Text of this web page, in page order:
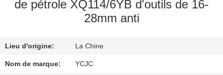
QUALITÉ
de pétrole XQ114/6YB d'outils de 16-
28mm anti
Lieu d'origine: La Chine
Nom de marque: YCJC